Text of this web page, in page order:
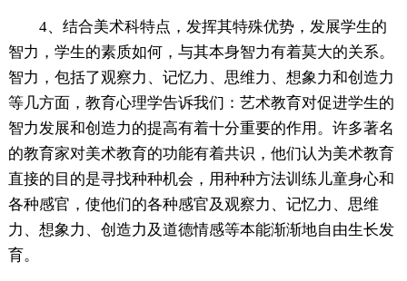
4、结合美术科特点，发挥其特殊优势，发展学生的
智力，学生的素质如何，与其本身智力有着莫大的关系。
智力，包括了观察力、记忆力、思维力、想象力和创造力
等几方面，教育心理学告诉我们：艺术教育对促进学生的
智力发展和创造力的提高有着十分重要的作用。许多著名
的教育家对美术教育的功能有着共识，他们认为美术教育
直接的目的是寻找种种机会，用种种方法训练儿童身心和
各种感官，使他们的各种感官及观察力、记忆力、思维
力、想象力、创造力及道德情感等本能渐渐地自由生长发
育。